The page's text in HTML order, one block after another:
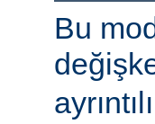
Bu